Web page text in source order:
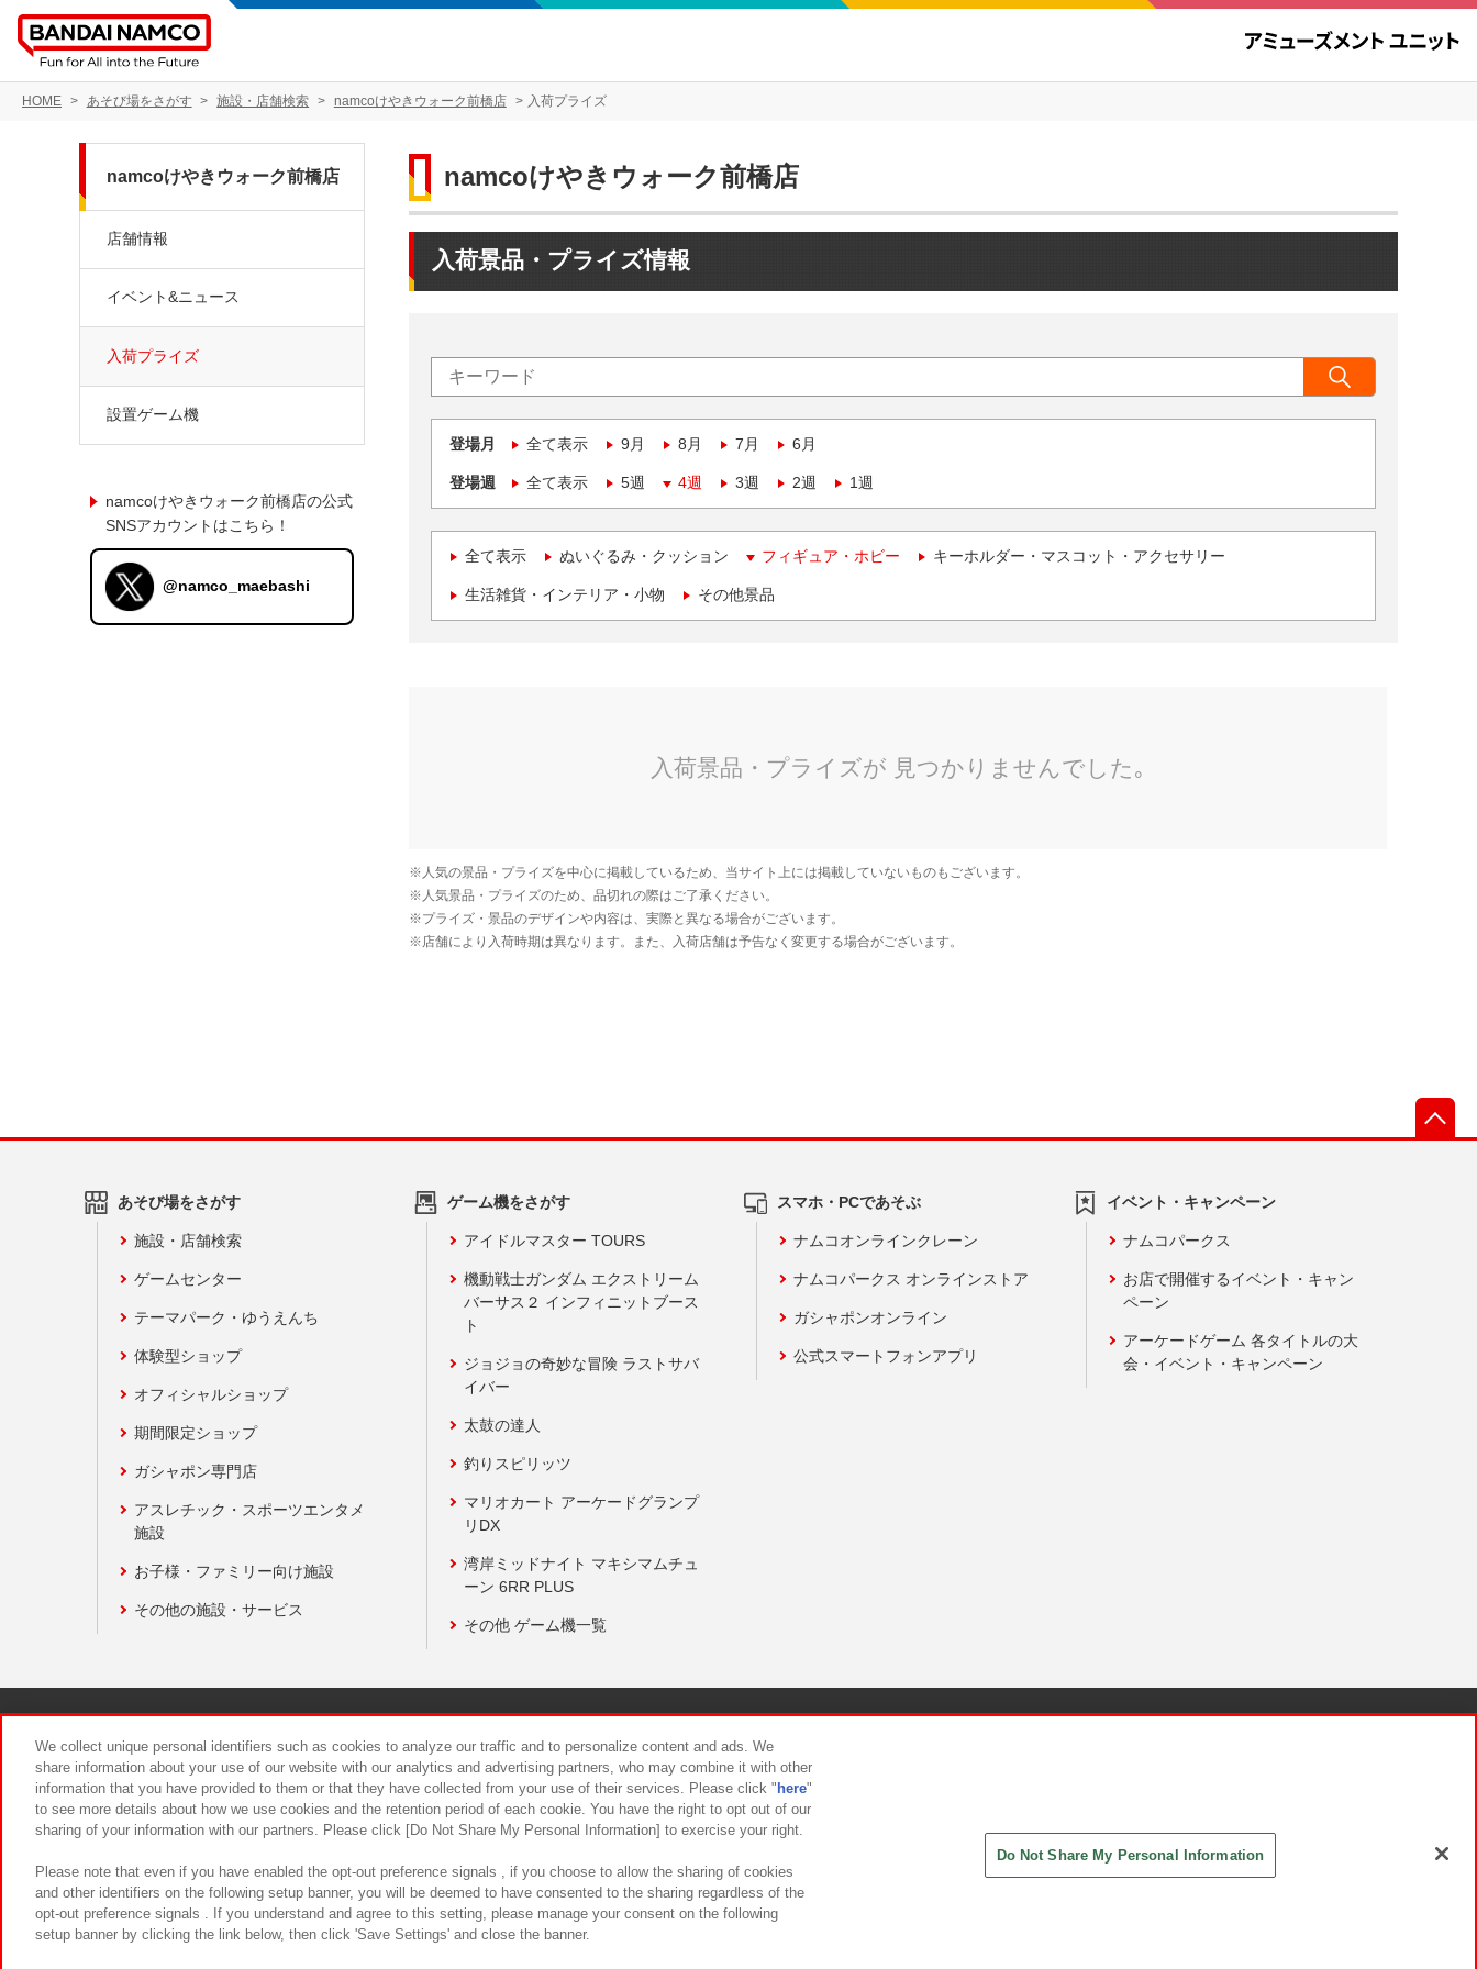
HOME あそび場をさがす 施設・店舗検索 namcoけやきウォーク前橋店 入荷プライズ
namcoけやきウォーク前橋店
入荷景品・プライズ情報
登場月 全て表示 9月 8月 7月 6月
登場週 全て表示 5週 4週 3週 2週 1週
全て表示 ぬいぐるみ・クッション フィギュア・ホビー キーホルダー・マスコット・アクセサリー
生活雑貨・インテリア・小物 その他景品
namcoけやきウォーク前橋店
店舗情報
イベント&ニュース
入荷プライズ
設置ゲーム機
namcoけやきウォーク前橋店の公式
SNSアカウントはこちら！
@namco_maebashi
あそび場をさがす
施設・店舗検索
ゲームセンター
テーマパーク・ゆうえんち
体験型ショップ
オフィシャルショップ
期間限定ショップ
ガシャポン専門店
アスレチック・スポーツエンタメ
施設
お子様・ファミリー向け施設
その他の施設・サービス
ゲーム機をさがす
アイドルマスター TOURS
機動戦士ガンダム エクストリーム
バーサス２ インフィニットブース
ト
ジョジョの奇妙な冒険 ラストサバ
イバー
太鼓の達人
釣りスピリッツ
マリオカート アーケードグランプ
リDX
湾岸ミッドナイト マキシマムチュ
ーン 6RR PLUS
その他 ゲーム機一覧
スマホ・PCであそぶ
ナムコオンラインクレーン
ナムコパークス オンラインストア
ガシャポンオンライン
公式スマートフォンアプリ
イベント・キャンペーン
ナムコパークス
お店で開催するイベント・キャン
ペーン
アーケードゲーム 各タイトルの大
会・イベント・キャンペーン
食品のご提供について カスタマーハラスメント対応方針
We collect unique personal identifiers such as cookies to analyze our traffic and to personalize content and ads. We
share information about your use of our website with our analytics and advertising partners, who may combine it with other
information that you have provided to them or that they have collected from your use of their services. Please click " here"
to see more details about how we use cookies and the retention period of each cookie. You have the right to opt out of our
sharing of your information with our partners. Please click [Do Not Share My Personal Information] to exercise your right.
Please note that even if you have enabled the opt-out preference signals , if you choose to allow the sharing of cookies
and other identifiers on the following setup banner, you will be deemed to have consented to the sharing regardless of the
opt-out preference signals . If you understand and agree to this setting, please manage your consent on the following
setup banner by clicking the link below, then click 'Save Settings' and close the banner.
Do Not Share My Personal Information